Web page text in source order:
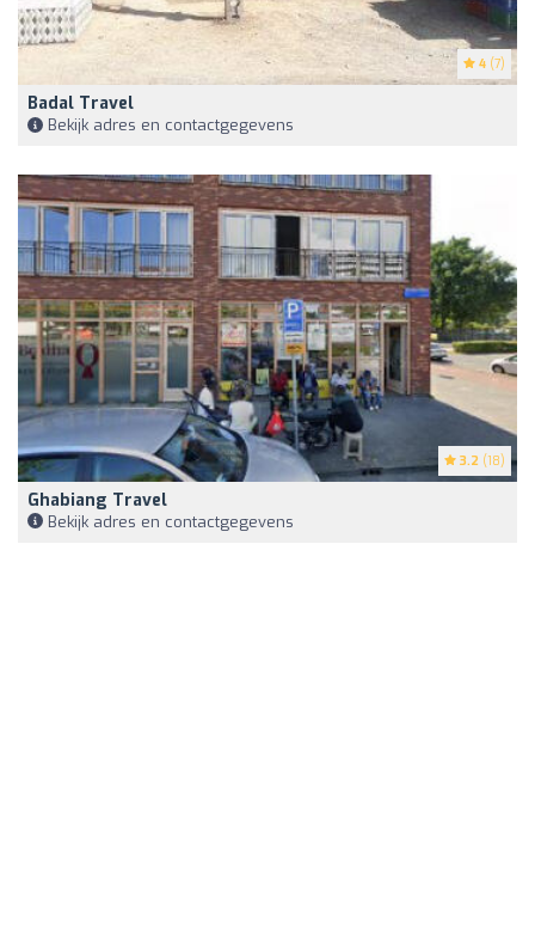
4 (7)
Badal Travel
Bekijk adres en contactgegevens
3.2 (18)
Ghabiang Travel
Bekijk adres en contactgegevens